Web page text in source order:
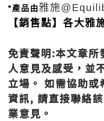
*產品由雅施
【銷售點】 各大雅
免責聲明:本文章所
人意見及感受，並
立場。 如需協助或
資訊, 請直接聯絡
業意見。